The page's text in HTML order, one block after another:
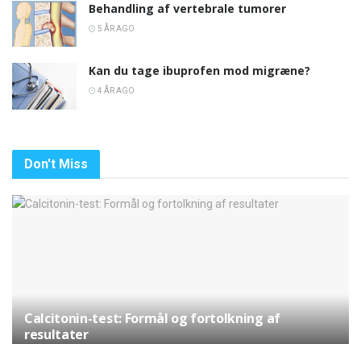
Behandling af vertebrale tumorer
5 ÅR AGO
Kan du tage ibuprofen mod migræne?
4 ÅR AGO
Don't Miss
Calcitonin-test: Formål og fortolkning af
resultater